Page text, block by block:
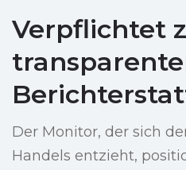
Verpflichtet
Der Monitor, der sich
Handels entzieht,